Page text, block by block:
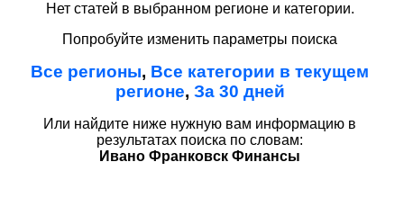
Нет статей в выбранном регионе и категории.
Попробуйте изменить параметры поиска
Все регионы, Все категории в текущем
регионе, За 30 дней
Или найдите ниже нужную вам информацию в
результатах поиска по словам:
Ивано Франковск Финансы